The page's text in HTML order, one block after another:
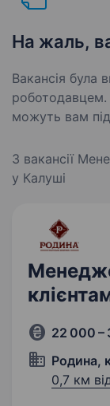
На жаль,
Вакансія була
роботодавцем.
можуть вам
3 вакансії
у Калуші
22 000 –
Родина,
0,7 км